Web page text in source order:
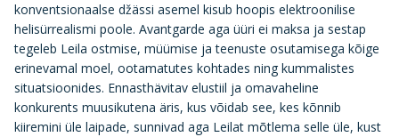
konventsionaalse džässi asemel kisub hoopis elektroonilise
helisürrealismi poole. Avantgarde aga üüri ei maksa ja sestap
tegeleb Leila ostmise, müümise ja teenuste osutamisega kõige
erinevamal moel, ootamatutes kohtades ning kummalistes
situatsioonides. Ennasthävitav elustiil ja omavaheline
konkurents muusikutena äris, kus võidab see, kes kõnnib
kiiremini üle laipade, sunnivad aga Leilat mõtlema selle üle, kust